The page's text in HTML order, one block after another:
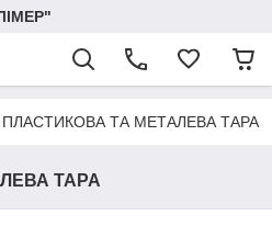
ПЛАСТИКОВА ТА МЕТАЛЕВА ТАРА
ТАРА